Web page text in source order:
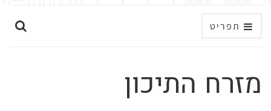
תפריט
ה
מזרח התיכון